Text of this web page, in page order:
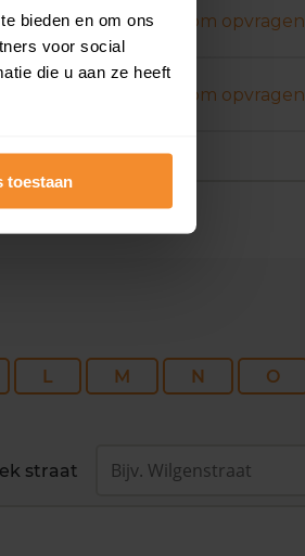
bieden en om ons
voor social
die u aan ze heeft
toestaan
Koopsom opvragen
Koopsom opvragen
L M N
O
straat